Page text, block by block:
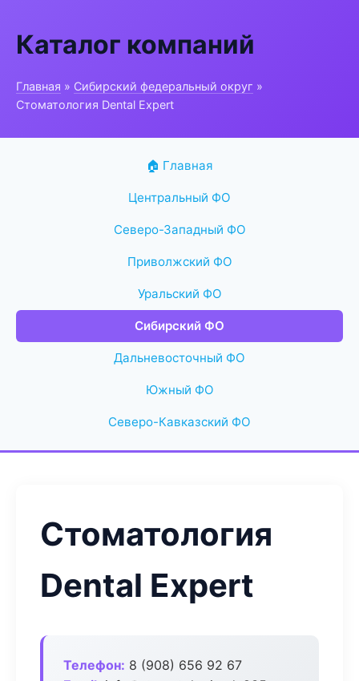
Каталог компаний
Главная » Сибирский федеральный округ »
Стоматология Dental Expert
🏠 Главная
Центральный ФО
Северо-Западный ФО
Приволжский ФО
Уральский ФО
Сибирский ФО
Дальневосточный ФО
Южный ФО
Северо-Кавказский ФО
Стоматология
Dental Expert
Телефон: 8 (908) 656 92 67